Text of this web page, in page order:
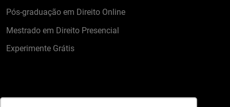
Pós-graduação em Direito Online
Mestrado em Direito Presencial
Experimente Grátis